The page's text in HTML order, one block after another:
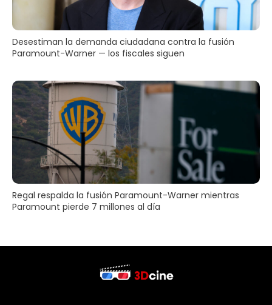
Desestiman la demanda ciudadana contra la fusión
Paramount-Warner — los fiscales siguen
Regal respalda la fusión Paramount-Warner mientras
Paramount pierde 7 millones al día